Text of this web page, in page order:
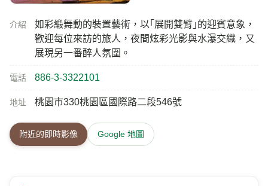
介紹
如彩緞舞動的裝置藝術，以｢展開雙臂｣的迎賓意象，
歡迎每位來訪的旅人，夜間炫彩光影與水瀑交織，又
展現另一番醉人氛圍。
電話 886-3-3322101
地址 桃園市330桃園區國際路二段546號
附近的即時影像 Google 地圖